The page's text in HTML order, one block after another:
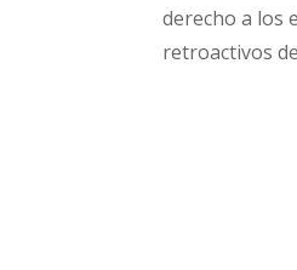
derecho a los
retroactivos